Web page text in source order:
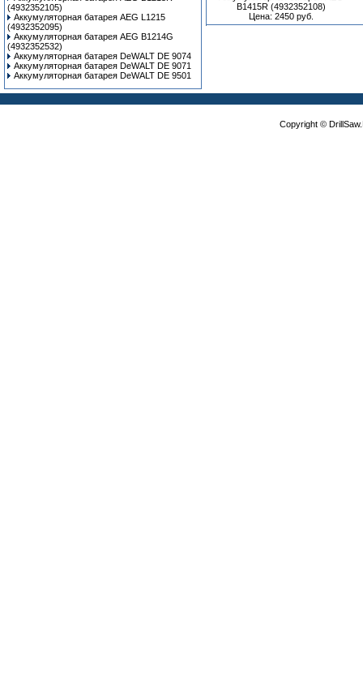
(4932352105)
Аккумуляторная батарея AEG L1215
(4932352095)
Аккумуляторная батарея AEG B1214G
(4932352532)
Аккумуляторная батарея DeWALT DE 9074
Аккумуляторная батарея DeWALT DE 9071
Аккумуляторная батарея DeWALT DE 9501
B1415R (4932352108)
Цена: 2450 руб.
Copyright ©